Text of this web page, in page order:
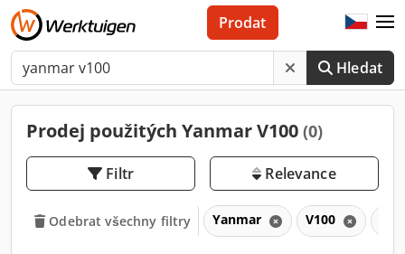
Hledat
Prodat
Prodej použitých Yanmar V100 (0)
Filtr Relevance
Odebrat všechny filtry Yanmar V100